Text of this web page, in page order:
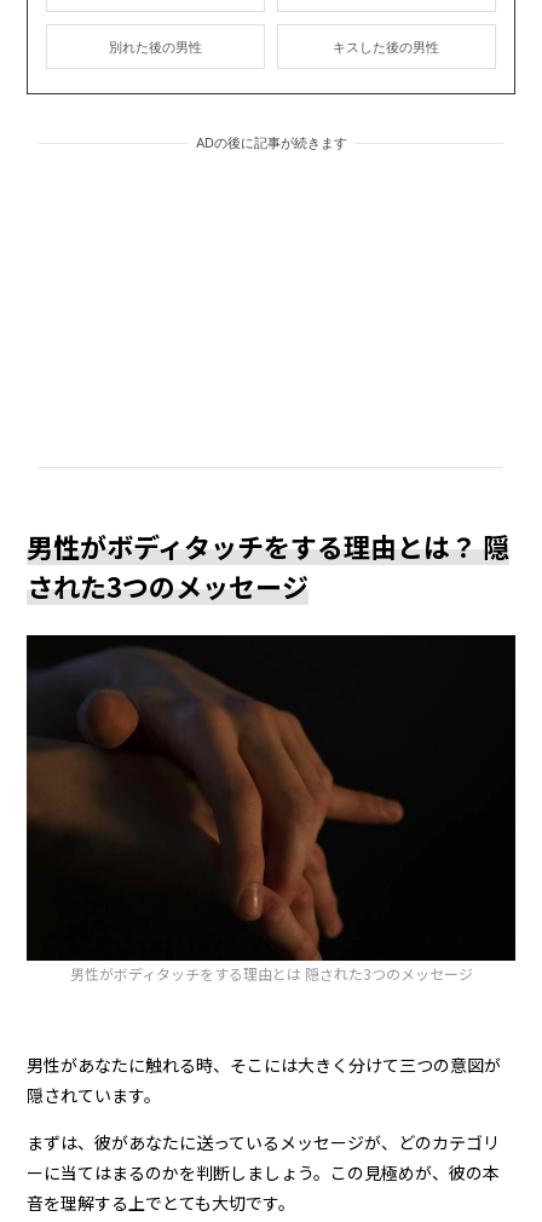
別れた後の男性 キスした後の男性
ADの後に記事が続きます
男性がボディタッチをする理由とは？ 隠
された3つのメッセージ
男性がボディタッチをする理由とは 隠された3つのメッセージ
男性があなたに触れる時、そこには大きく分けて三つの意図が
隠されています。
まずは、彼があなたに送っているメッセージが、どのカテゴリ
ーに当てはまるのかを判断しましょう。この見極めが、彼の本
音を理解する上でとても大切です。